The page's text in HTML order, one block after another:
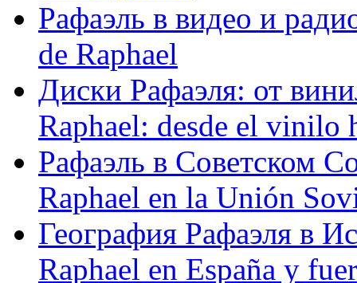
Рафаэль в видео и
de Raphael
Диски Рафаэля: от
Raphael: desde el vinilo
Рафаэль в Советском
Raphael en la Unión
География Рафаэля в
Raphael en España y